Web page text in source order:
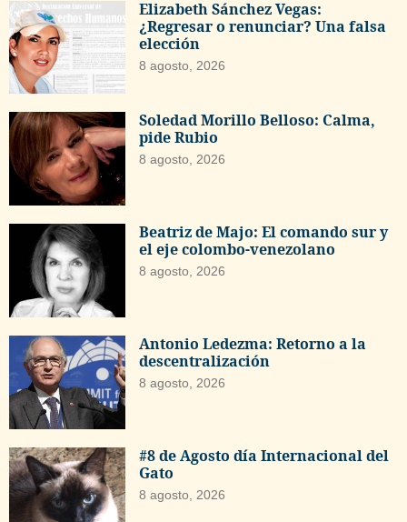
Elizabeth Sánchez Vegas:
¿Regresar o renunciar? Una falsa
elección
8 agosto, 2026
Soledad Morillo Belloso: Calma,
pide Rubio
8 agosto, 2026
Beatriz de Majo: El comando sur y
el eje colombo-venezolano
8 agosto, 2026
Antonio Ledezma: Retorno a la
descentralización
8 agosto, 2026
#8 de Agosto día Internacional del
Gato
8 agosto, 2026